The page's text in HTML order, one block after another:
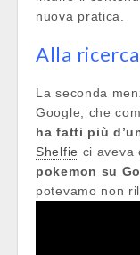
nuova pratica.
Alla
La seconda
Google, che
ha fatti più
Shelfie ci aveva
pokemon su
potevamo non